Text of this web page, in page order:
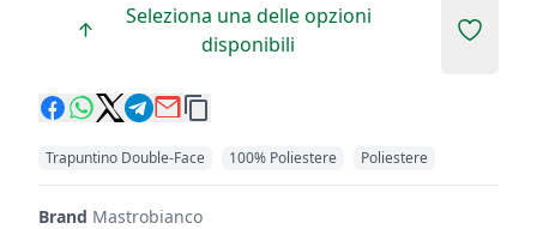
Seleziona una delle opzioni
disponibili
Add to
Trapuntino Double-Face 100% Poliestere Poliestere
Brand Mastrobianco